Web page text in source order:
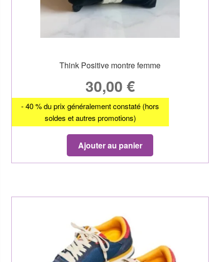
Think Positive montre femme
30,00 €
- 40 % du prix généralement constaté (hors
soldes et autres promotions)
Ajouter au panier